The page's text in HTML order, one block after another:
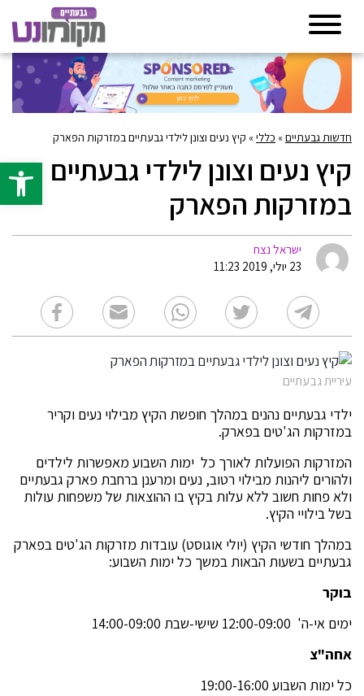
פתח
חדשות גבעתיים» כללי» קיץ נעים וצונן לילדי גבעתיים במזרקות הפארק
קיץ נעים וצונן לילדי גבעתיים
במזרקות הפארק
ישראל נצח
23 יולי, 2019 11:23
עיריית גבעתיים
ילדי גבעתיים נהנים במהלך חופשת הקיץ מבילוי נעים וקריר
במזרקות הג'טים בפארק.
המזרקות הפועלות לאורך כל ימות השבוע מאפשרות לילדים
ולהורים ליהנות מבילוי רטוב, נעים ומרענן ברחבת פארק גבעתיים
ולא פחות חשוב ללא עלות בקיץ בו ההוצאות של משפחות עולות
בשל בילויי הקיץ.
במהלך חודשי הקיץ (יולי אוגוסט) עובדות מזרקות הג'טים בפארק
גבעתיים בשעות הבאות במשך כל ימות השבוע:
בוקר
ימים אי-ה' 12:00-09:00 שישי-שבת 14:00-09:00
אחה"צ
כל ימות השבוע 19:00-16:00